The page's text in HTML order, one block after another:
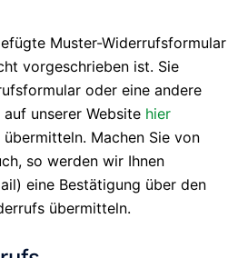
Muster-Widerrufsformular
vorgeschrieben ist. Sie
oder eine andere
unserer Website hier
Machen Sie von
so werden wir Ihnen
eine Bestätigung über den
übermitteln.